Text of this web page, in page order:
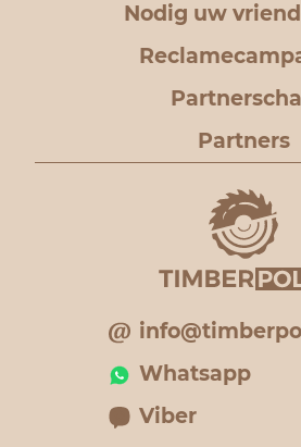
Nodig uw
Partners
Whatsapp
Viber